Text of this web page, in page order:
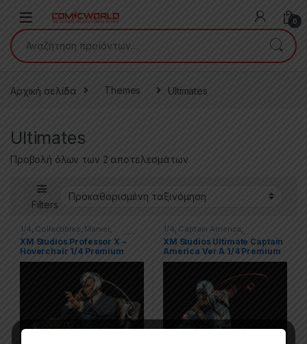
0
Αναζήτηση για:
Αρχική σελίδα Themes Ultimates
Ultimates
Προβολή όλων των 2 αποτελεσμάτων
Filters
1/4 , Collectibles, Marvel,
Statues ,Ultimates X-men, XM
XM Studios Professor X –
Hoverchair 1/4 Premium
Collectibles Statue
1/4, Captain America,
Collectibles Marvel Statues
Ultimates,XM
XM Studios Ultimate Captain
America Ver A 1/4 Premium
Collectibles Statue